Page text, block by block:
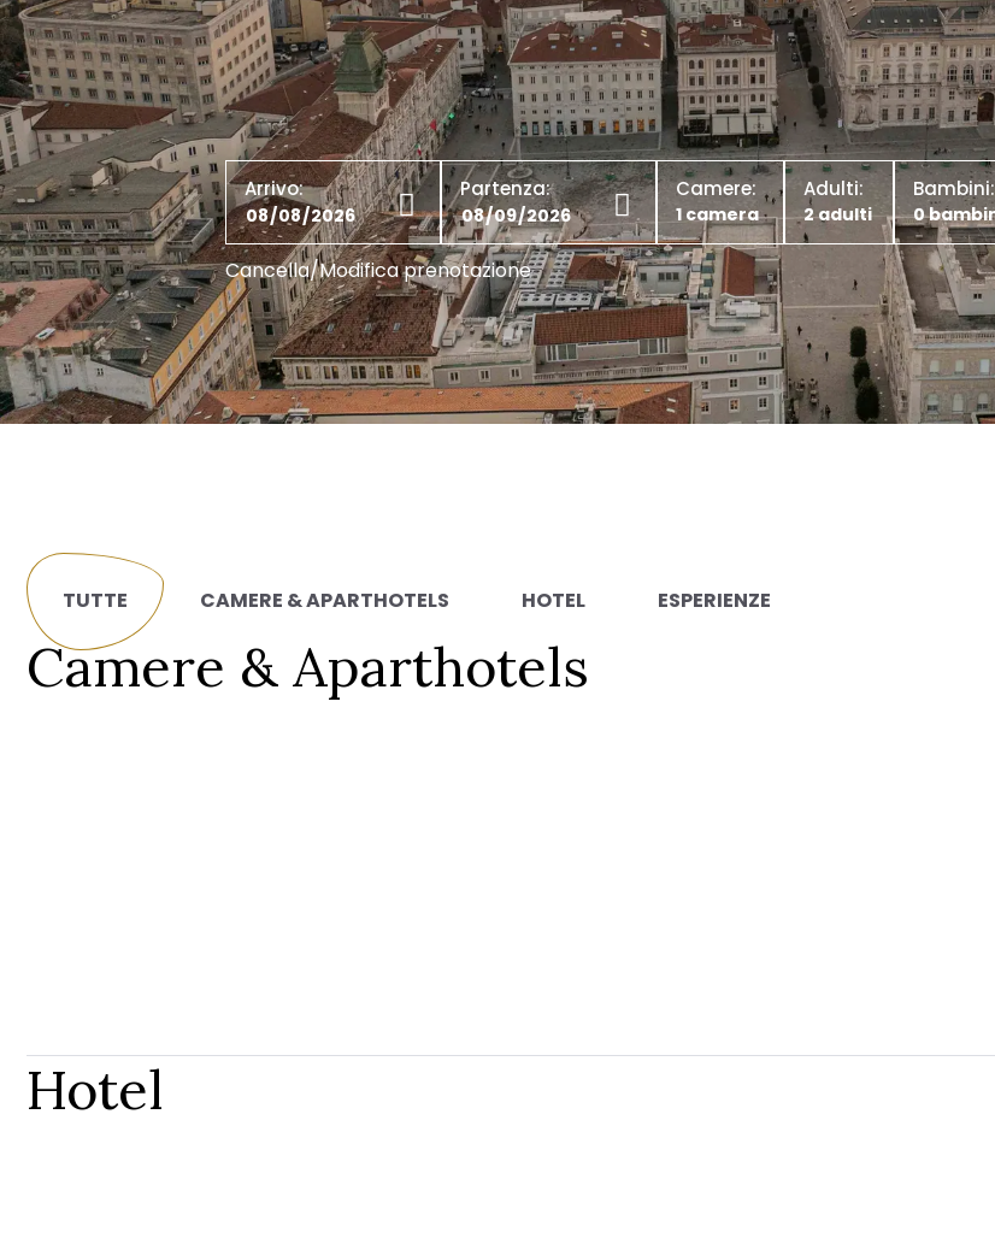
Arrivo: Partenza: Camere: Adulti: Bambini:
Cancella/Modifica prenotazione
TUTTE CAMERE & APARTHOTELS HOTEL ESPERIENZE
Camere & Aparthotels
Hotel